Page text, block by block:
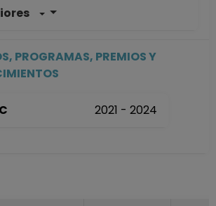
Centro de
Desde 16-01-2011
PROGRAMAS, PREMIOS Y
2021 - 2024